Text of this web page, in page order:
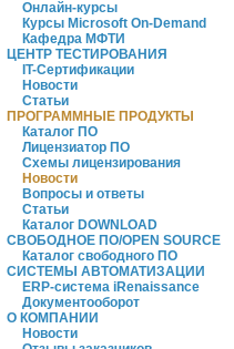
Онлайн-курсы
Курсы Microsoft On-Demand
Кафедра МФТИ
ЦЕНТР ТЕСТИРОВАНИЯ
IT-Сертификации
Новости
Статьи
ПРОГРАММНЫЕ ПРОДУКТЫ
Каталог ПО
Лицензиатор ПО
Схемы лицензирования
Новости
Вопросы и ответы
Статьи
Каталог DOWNLOAD
СВОБОДНОЕ ПО/OPEN SOURCE
Каталог свободного ПО
СИСТЕМЫ АВТОМАТИЗАЦИИ
ERP-система iRenaissance
Документооборот
О КОМПАНИИ
Новости